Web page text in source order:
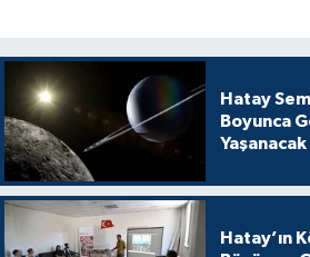
Hatay
Boyunca
Yaşanacak
Hatay’ın